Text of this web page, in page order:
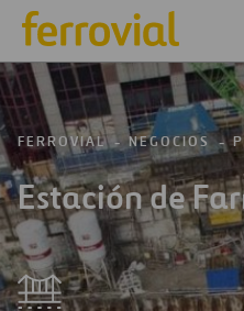
FERROVIAL NEGOCIOS
Estación de